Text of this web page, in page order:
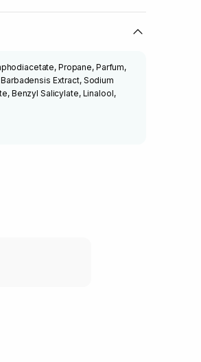
Propane, Parfum,
Extract, Sodium
Benzyl Salicylate, Linalool,